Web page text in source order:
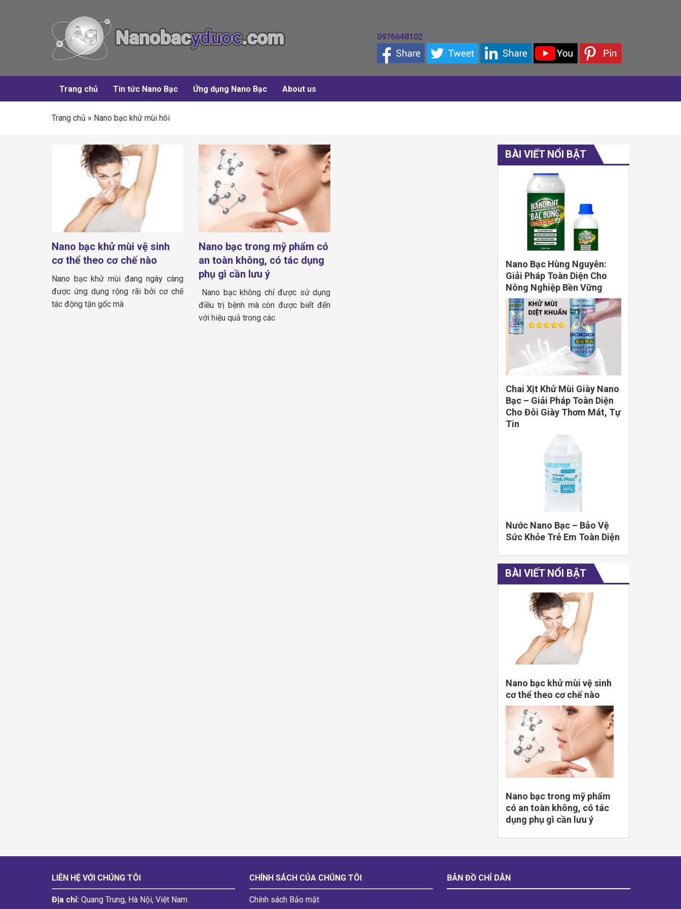
0976648102
Trang chủ Tin tức Nano Bạc Ứng dụng Nano Bạc About us
Trang chủ » Nano bạc khử mùi hôi
Nano bạc khử mùi vệ sinh
cơ thể theo cơ chế nào
Nano bạc khử mùi đang ngày càng
được ứng dụng rộng rãi bởi cơ chế
tác động tận gốc mà
Nano bạc trong mỹ phẩm có
an toàn không, có tác dụng
phụ gì cần lưu ý
Nano bạc không chỉ được sử dụng
điều trị bệnh mà còn được biết đến
với hiệu quả trong các
BÀI VIẾT NỔI BẬT
Nano Bạc Hùng Nguyễn:
Giải Pháp Toàn Diện Cho
Nông Nghiệp Bền Vững
Chai Xịt Khử Mùi Giày Nano
Bạc – Giải Pháp Toàn Diện
Cho Đôi Giày Thơm Mát, Tự
Tin
Nước Nano Bạc – Bảo Vệ
Sức Khỏe Trẻ Em Toàn Diện
BÀI VIẾT NỔI BẬT
Nano bạc khử mùi vệ sinh
cơ thể theo cơ chế nào
Nano bạc trong mỹ phẩm
có an toàn không, có tác
dụng phụ gì cần lưu ý
LIÊN HỆ VỚI CHÚNG TÔI
Địa chỉ: Quang Trung, Hà Nội, Việt Nam
CHÍNH SÁCH CỦA CHÚNG TÔI
Chính sách Bảo mật
BẢN ĐỒ CHỈ DẪN